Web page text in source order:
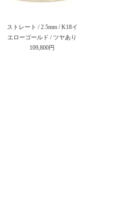
ストレート / 2.5mm / K18イ
エローゴールド / ツヤあり
109,800円